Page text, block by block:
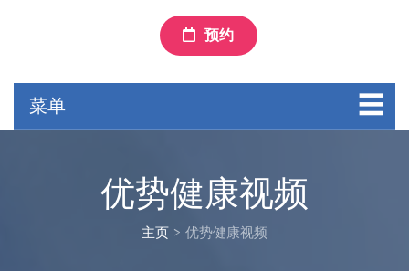
预约
菜单
优势健康视频
主页 > 优势健康视频